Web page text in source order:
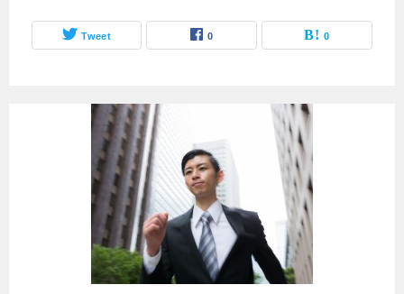
Tweet 0 0